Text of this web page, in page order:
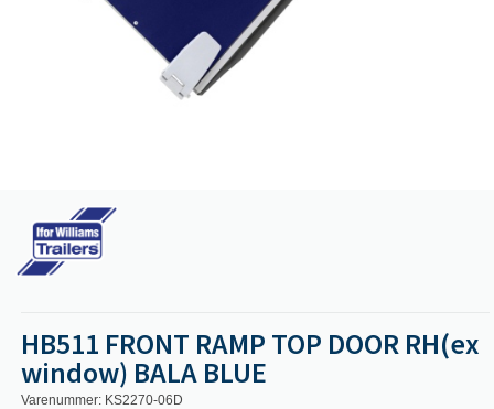
HB511 FRONT RAMP TOP DOOR RH(ex
window) BALA BLUE
Varenummer: KS2270-06D